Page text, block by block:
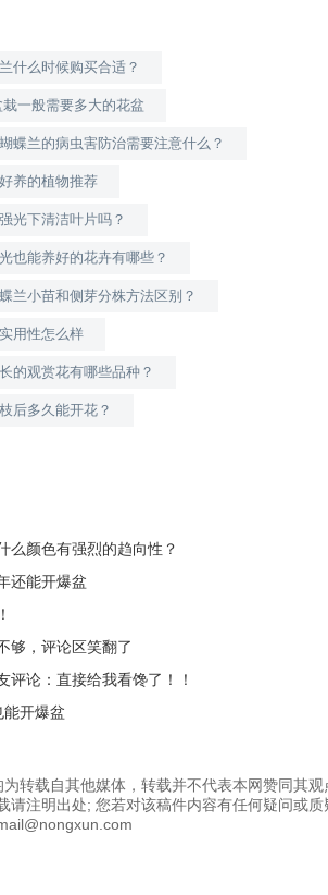
什么时候购买合适？
一般需要多大的花盆
蝶兰的病虫害防治需要注意什么？
养的植物推荐
光下清洁叶片吗？
也能养好的花卉有哪些？
兰小苗和侧芽分株方法区别？
用性怎么样
的观赏花有哪些品种？
后多久能开花？
么颜色有强烈的趋向性？
还能开爆盆
够，评论区笑翻了
评论：直接给我看馋了！！
开爆盆
转载自其他媒体，转载并不代表本网赞同其
请注明出处; 您若对该稿件内容有任何疑问或